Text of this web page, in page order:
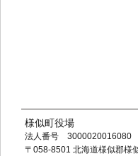
様似町役場
法人番号 3000020016080
〒058-8501 北海道様似郡様